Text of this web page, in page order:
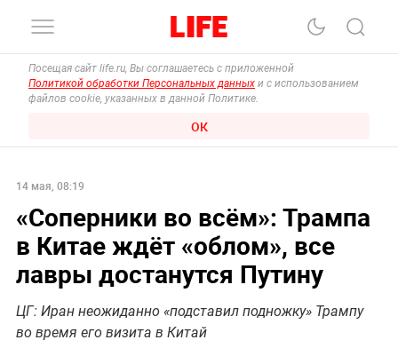
Посещая сайт life.ru, Вы соглашаетесь с приложенной
Политикой обработки Персональных данных и с использованием
файлов cookie, указанных в данной Политике.
ОК
14 мая, 08:19
«Соперники во всём»: Трампа
в Китае ждёт «облом», все
лавры достанутся Путину
ЦГ: Иран неожиданно «подставил подножку» Трампу
во время его визита в Китай